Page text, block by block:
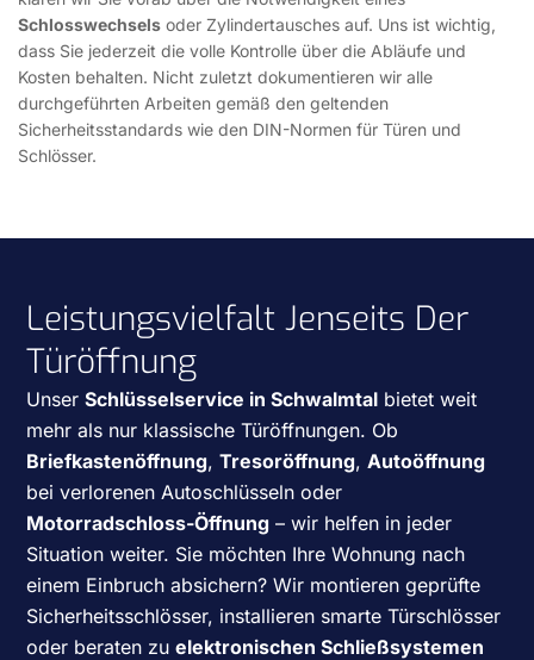
Schlosswechsels oder Zylindertausches auf. Uns ist wichtig,
dass Sie jederzeit die volle Kontrolle über die Abläufe und
Kosten behalten. Nicht zuletzt dokumentieren wir alle
durchgeführten Arbeiten gemäß den geltenden
Sicherheitsstandards wie den DIN-Normen für Türen und
Schlösser.
Leistungsvielfalt Jenseits Der
Türöffnung
Unser Schlüsselservice in Schwalmtal bietet weit
mehr als nur klassische Türöffnungen. Ob
Briefkastenöffnung, Tresoröffnung, Autoöffnung
bei verlorenen Autoschlüsseln oder
Motorradschloss-Öffnung – wir helfen in jeder
Situation weiter. Sie möchten Ihre Wohnung nach
einem Einbruch absichern? Wir montieren geprüfte
Sicherheitsschlösser, installieren smarte Türschlösser
oder beraten zu elektronischen Schließsystemen